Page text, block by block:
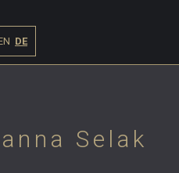
DE
Selak